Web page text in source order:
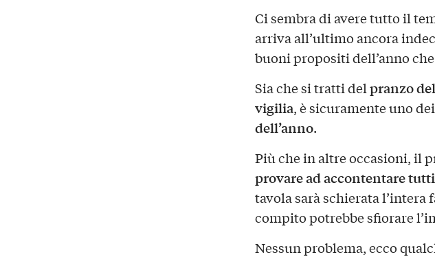
Ci sembra di avere tutto il
arriva all’ultimo ancora
buoni propositi dell’anno
Sia che si tratti delpranzo
vigilia, è sicuramente uno dei
dell’anno.
Più che in altre occasioni, il
provare ad accontentare tutti
tavola sarà schierata
compito potrebbe sfiorare
Nessun problema, ecco